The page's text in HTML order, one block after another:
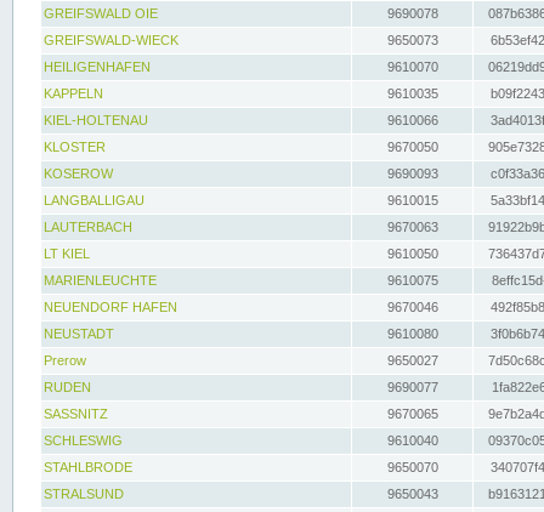
GREIFSWALD OIE
9690078
GREIFSWALD-WIECK
9650073
HEILIGENHAFEN
9610070
KAPPELN
9610035
KIEL-HOLTENAU
9610066
KLOSTER
9670050
KOSEROW
9690093
LANGBALLIGAU
9610015
LAUTERBACH
9670063
LT KIEL
9610050
MARIENLEUCHTE
9610075
NEUENDORF HAFEN
9670046
NEUSTADT
9610080
Prerow
9650027
RUDEN
9690077
SASSNITZ
9670065
SCHLESWIG
9610040
STAHLBRODE
9650070
STRALSUND
9650043